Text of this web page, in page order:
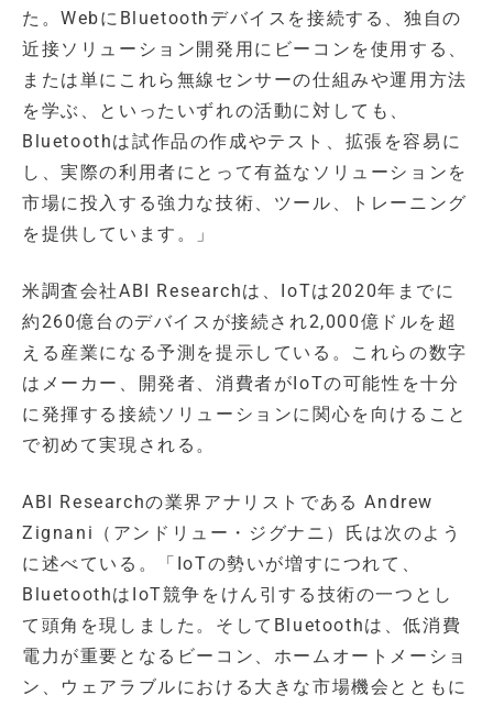
た。WebにBluetoothデバイスを接続する、独自の
近接ソリューション開発用にビーコンを使用する、
または単にこれら無線センサーの仕組みや運用方法
を学ぶ、といったいずれの活動に対しても、
Bluetoothは試作品の作成やテスト、拡張を容易に
し、実際の利用者にとって有益なソリューションを
市場に投入する強力な技術、ツール、トレーニング
を提供しています。」
米調査会社ABI Researchは、IoTは2020年までに
約260億台のデバイスが接続され2,000億ドルを超
える産業になる予測を提示している。これらの数字
はメーカー、開発者、消費者がIoTの可能性を十分
に発揮する接続ソリューションに関心を向けること
で初めて実現される。
ABI Researchの業界アナリストである Andrew
Zignani（アンドリュー・ジグナニ）氏は次のよう
に述べている。「IoTの勢いが増すにつれて、
BluetoothはIoT競争をけん引する技術の一つとし
て頭角を現しました。そしてBluetoothは、低消費
電力が重要となるビーコン、ホームオートメーショ
ン、ウェアラブルにおける大きな市場機会とともに